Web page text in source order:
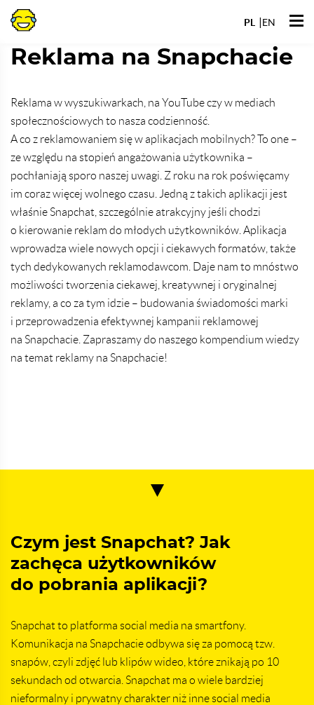
Przejdź
do
PL EN
Reklama na Snapchacie
Reklama w wyszukiwarkach, na YouTube czy w mediach
społecznościowych to nasza codzienność.
A co z reklamowaniem się w aplikacjach mobilnych? To one –
ze względu na stopień angażowania użytkownika –
pochłaniają sporo naszej uwagi. Z roku na rok poświęcamy
im coraz więcej wolnego czasu. Jedną z takich aplikacji jest
właśnie Snapchat, szczególnie atrakcyjny jeśli chodzi
o kierowanie reklam do młodych użytkowników. Aplikacja
wprowadza wiele nowych opcji i ciekawych formatów, także
tych dedykowanych reklamodawcom. Daje nam to mnóstwo
możliwości tworzenia ciekawej, kreatywnej i oryginalnej
reklamy, a co za tym idzie – budowania świadomości marki
i przeprowadzenia efektywnej kampanii reklamowej
na Snapchacie. Zapraszamy do naszego kompendium wiedzy
na temat reklamy na Snapchacie!
Czym jest Snapchat? Jak
zachęca użytkowników
do pobrania aplikacji?
Snapchat to platforma social media na smartfony.
Komunikacja na Snapchacie odbywa się za pomocą tzw.
snapów, czyli zdjęć lub klipów wideo, które znikają po 10
sekundach od otwarcia. Snapchat ma o wiele bardziej
nieformalny i prywatny charakter niż inne social media